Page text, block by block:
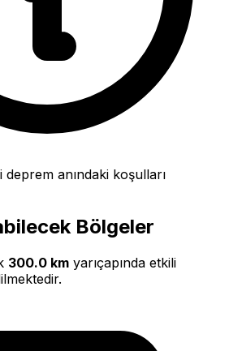
anındaki koşulları
Bölgeler
300.0 km yarıçapında etkili